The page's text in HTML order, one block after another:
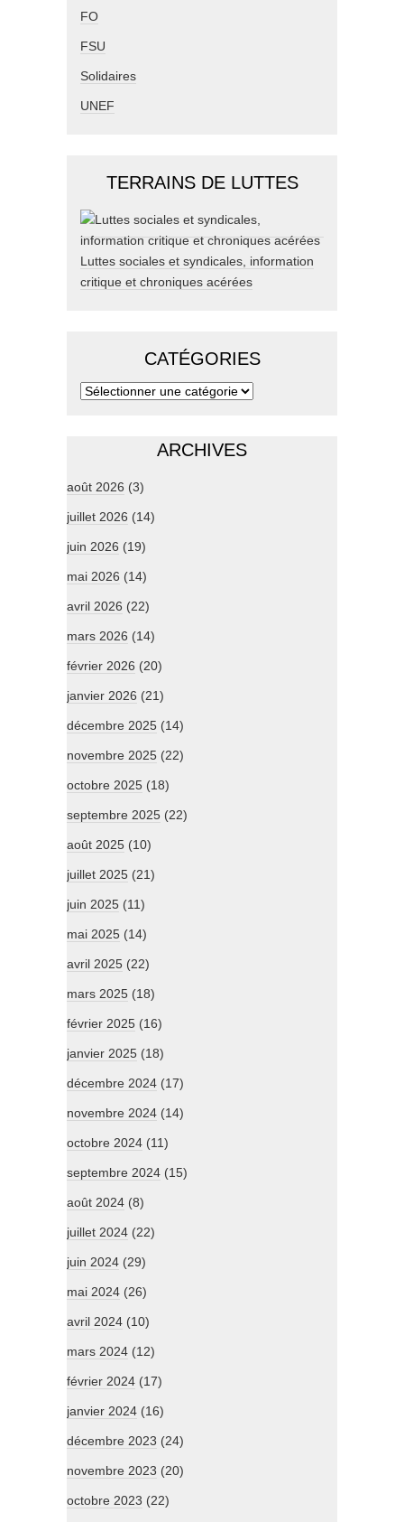
FO
FSU
Solidaires
UNEF
TERRAINS DE LUTTES
Luttes sociales et syndicales, information
critique et chroniques acérées
CATÉGORIES
ARCHIVES
août 2026 (3)
juillet 2026 (14)
juin 2026 (19)
mai 2026 (14)
avril 2026 (22)
mars 2026 (14)
février 2026 (20)
janvier 2026 (21)
décembre 2025 (14)
novembre 2025 (22)
octobre 2025 (18)
septembre 2025 (22)
août 2025 (10)
juillet 2025 (21)
juin 2025 (11)
mai 2025 (14)
avril 2025 (22)
mars 2025 (18)
février 2025 (16)
janvier 2025 (18)
décembre 2024 (17)
novembre 2024 (14)
octobre 2024 (11)
septembre 2024 (15)
août 2024 (8)
juillet 2024 (22)
juin 2024 (29)
mai 2024 (26)
avril 2024 (10)
mars 2024 (12)
février 2024 (17)
janvier 2024 (16)
décembre 2023 (24)
novembre 2023 (20)
octobre 2023 (22)